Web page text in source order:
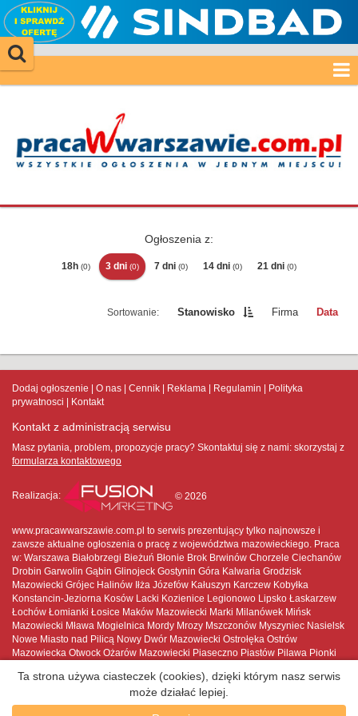
Ogłoszenia z:
18h (0) 3 dni (0) 7 dni (0) 14 dni (0) 21 dni (0)
Stanowisko Firma Data
Dodaj ogłoszenie O nas Cennik Reklama Regulamin
Polityka
prywatnosci
Kontakt
Kontakt z administracją serwisu
Masz pytania, problem, propozycje pracy? Skontaktuj się z nami: skorzystaj z
formularza kontaktowego
Realizacja: © 2026
www.pracawwarszawie.com.pl to serwis prezentujący tylko najnowsze i
zawsze aktualne ogłoszenia o pracę z województwa mazowieckiego. Praca
w: Warszawa Białobrzegi Bieżuń Błonie Brok Brwinów Chorzele Ciechanów
Drobin Garwolin Gąbin Glinojeck Gostynin Góra Kalwaria Grodzisk
Mazowiecki Grójec Halinów Iłża Józefów Kałuszyn Karczew Kobyłka
Konstancin-Jeziorna Kosów Lacki Kozienice Legionowo Lipsko Łaskarzew
Łochów Łomianki Łosice Maków Mazowiecki Marki Milanówek Mińsk
Mazowiecki Mława Mogielnica Mordy Mrozy Mszczonów Myszyniec Nasielsk
Nowe Miasto nad Pilicą Nowy Dwór Mazowiecki Ostrołęka Ostrów
Mazowiecka Otwock Ożarów Mazowiecki Piaseczno Piastów Pilawa Pionki
Raciąż Radom Radzymin Różan Serock Siedlce Sierpc Skaryszew
Sochaczew Sokołów Podlaski Sulejówek Szydłowiec Tarczyn Tłuszcz Warka
Warszawa Węgrów Wołomin Wyszków Wyszogród Wyśmierzyce Zakroczym
Ta strona używa ciasteczek (cookies), dzięki którym nasz serwis
może działać lepiej.